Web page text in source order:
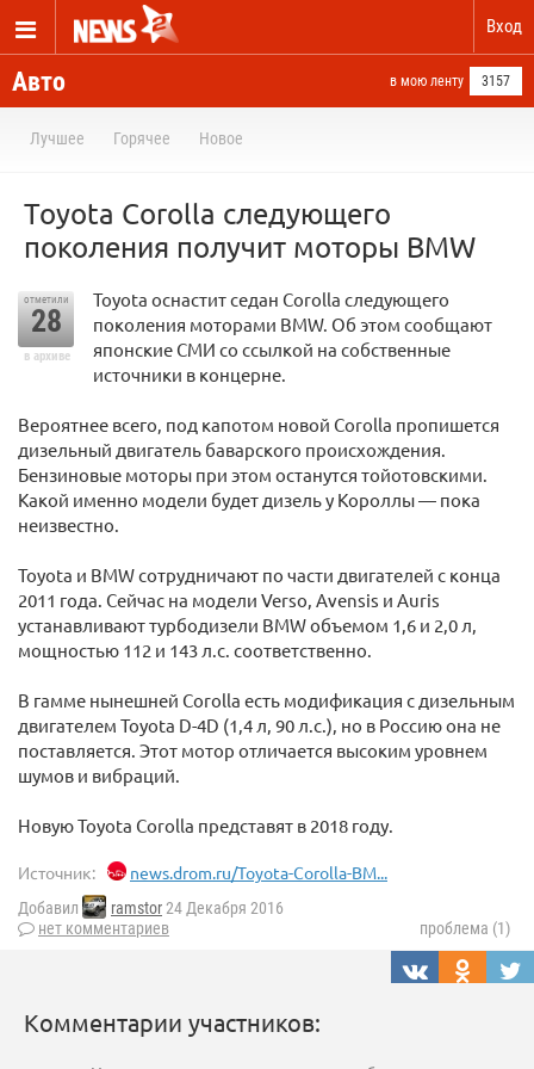
Вход
Авто в мою ленту 3157
Лучшее Горячее Новое
Toyota Corolla следующего
поколения получит моторы BMW
отметили
28
в архиве
Toyota оснастит седан Corolla следующего
поколения моторами BMW. Об этом сообщают
японские СМИ со ссылкой на собственные
источники в концерне.
Вероятнее всего, под капотом новой Corolla пропишется
дизельный двигатель баварского происхождения.
Бензиновые моторы при этом останутся тойотовскими.
Какой именно модели будет дизель у Короллы — пока
неизвестно.
Toyota и BMW сотрудничают по части двигателей с конца
2011 года. Сейчас на модели Verso, Avensis и Auris
устанавливают турбодизели BMW объемом 1,6 и 2,0 л,
мощностью 112 и 143 л.с. соответственно.
В гамме нынешней Corolla есть модификация с дизельным
двигателем Toyota D-4D (1,4 л, 90 л.с.), но в Россию она не
поставляется. Этот мотор отличается высоким уровнем
шумов и вибраций.
Новую Toyota Corolla представят в 2018 году.
Источник: news.drom.ru/Toyota-Corolla-BM...
Добавил ramstor24 Декабря 2016
нет комментариев
проблема (1)
Комментарии участников: